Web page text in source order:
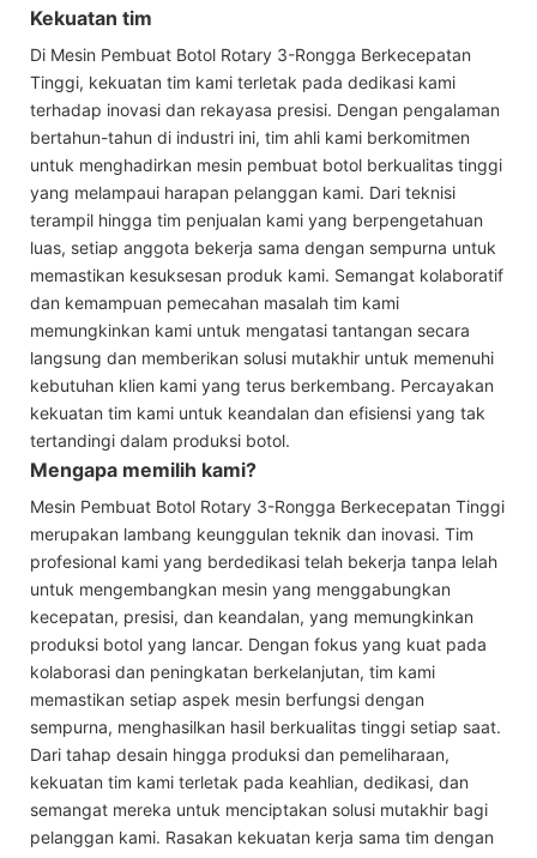
Kekuatan tim
Di Mesin Pembuat Botol Rotary 3-Rongga Berkecepatan
Tinggi, kekuatan tim kami terletak pada dedikasi kami
terhadap inovasi dan rekayasa presisi. Dengan pengalaman
bertahun-tahun di industri ini, tim ahli kami berkomitmen
untuk menghadirkan mesin pembuat botol berkualitas tinggi
yang melampaui harapan pelanggan kami. Dari teknisi
terampil hingga tim penjualan kami yang berpengetahuan
luas, setiap anggota bekerja sama dengan sempurna untuk
memastikan kesuksesan produk kami. Semangat kolaboratif
dan kemampuan pemecahan masalah tim kami
memungkinkan kami untuk mengatasi tantangan secara
langsung dan memberikan solusi mutakhir untuk memenuhi
kebutuhan klien kami yang terus berkembang. Percayakan
kekuatan tim kami untuk keandalan dan efisiensi yang tak
tertandingi dalam produksi botol.
Mengapa memilih kami?
Mesin Pembuat Botol Rotary 3-Rongga Berkecepatan Tinggi
merupakan lambang keunggulan teknik dan inovasi. Tim
profesional kami yang berdedikasi telah bekerja tanpa lelah
untuk mengembangkan mesin yang menggabungkan
kecepatan, presisi, dan keandalan, yang memungkinkan
produksi botol yang lancar. Dengan fokus yang kuat pada
kolaborasi dan peningkatan berkelanjutan, tim kami
memastikan setiap aspek mesin berfungsi dengan
sempurna, menghasilkan hasil berkualitas tinggi setiap saat.
Dari tahap desain hingga produksi dan pemeliharaan,
kekuatan tim kami terletak pada keahlian, dedikasi, dan
semangat mereka untuk menciptakan solusi mutakhir bagi
pelanggan kami. Rasakan kekuatan kerja sama tim dengan